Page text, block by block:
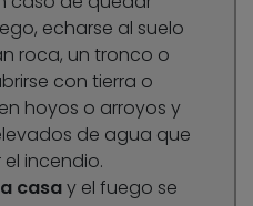
echarse al suelo
roca, un tronco o
con tierra o
hoyos o arroyos y
de agua que
incendio.
casay el fuego se